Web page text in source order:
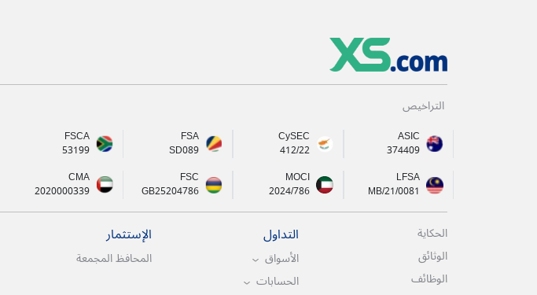
التراخيص
ASIC
374409
CySEC
412/22
FSA
SD089
FSCA
53199
LFSA
MB/21/0081
MOCI
2024/786
FSC
GB25204786
CMA
2020000339
الحكاية
الوثائق
الوظائف
التداول
الأسواق
الحسابات
الإستثمار
المحافظ المجمعة